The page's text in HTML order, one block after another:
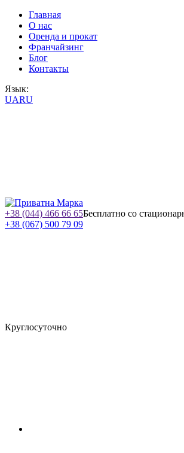
Главная
О нас
Оренда и прокат
Франчайзинг
Блог
Контакты
Язык:
UARU
+38 (044) 466 66 65Бесплатно со
+38 (067) 500 79 09
Круглосуточно